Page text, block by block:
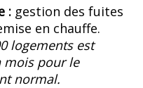
: gestion des fuites
en chauffe.
logements est
mois pour le
normal.